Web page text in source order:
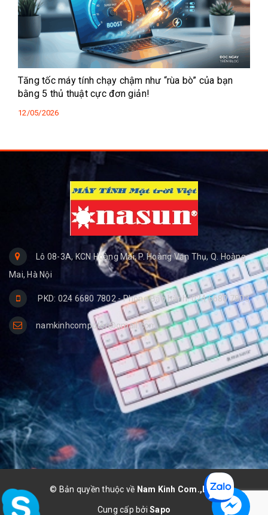
Tăng tốc máy tính chạy chậm như “rùa bò” của bạn
bằng 5 thủ thuật cực đơn giản!
12/05/2026
Lô 08-3A, KCN Hoàng Mai, P. Hoàng Văn Thụ, Q. Hoàng
Mai, Hà Nội
PKD: 024 6680 7802 - Phòng Bảo hành: 024 6680 7803
namkinhcomputer@gmail.com
© Bản quyền thuộc về Nam Kinh Com.,LTD
Cung cấp bởiSapo